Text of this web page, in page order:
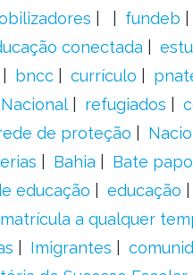
fundeb
conectada
bncc currículo
refugiados
de proteção
Bahia Bate papo
educação educação
matrícula a qualquer
Imigrantes